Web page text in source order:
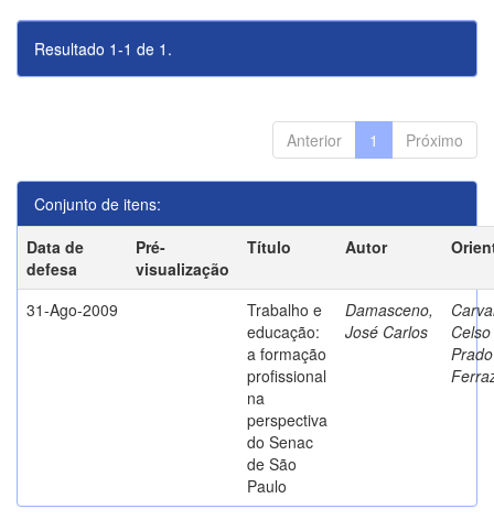
Resultado 1-1 de 1.
Anterior 1 Próximo
Conjunto de itens:
Data de
defesa
Pré-
visualização
Título Autor
31-Ago-2009
Trabalho e
educação:
a formação
profissional
na
perspectiva
do Senac
de São
Paulo
Damasceno,
José Carlos
Prado